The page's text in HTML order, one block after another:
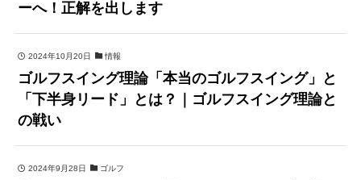
ーへ！正解を出します
2024年10月20日 情報
ゴルフスイング理論「本当のゴルフスイング」と
「下半身リード」とは？｜ゴルフスイング理論と
の戦い
2024年9月28日 ゴルフ